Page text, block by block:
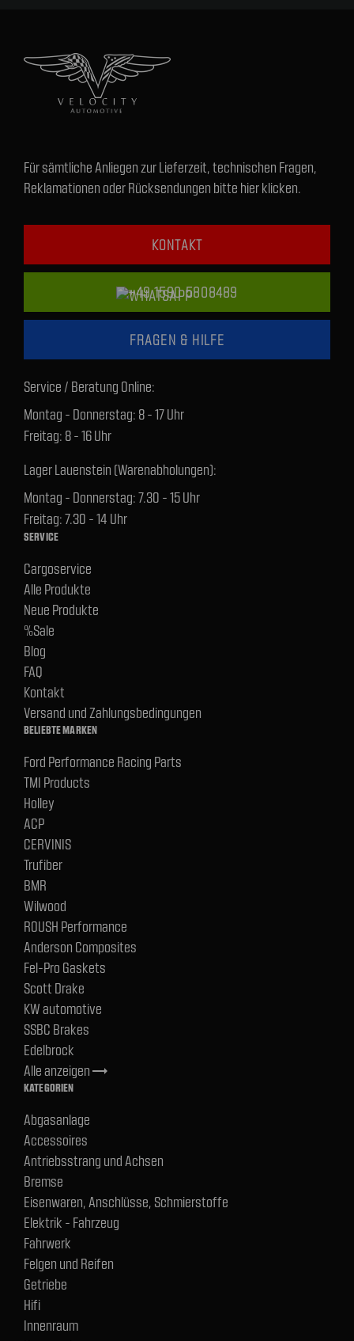
Für sämtliche Anliegen zur Lieferzeit, technischen Fragen,
Reklamationen oder Rücksendungen bitte hier klicken.
KONTAKT
+49 1590 5808489
FRAGEN & HILFE
Service / Beratung Online:
Montag - Donnerstag: 8 - 17 Uhr
Freitag: 8 - 16 Uhr
Lager Lauenstein (Warenabholungen):
Montag - Donnerstag: 7.30 - 15 Uhr
Freitag: 7.30 - 14 Uhr
SERVICE
Cargoservice
Alle Produkte
Neue Produkte
%Sale
Blog
FAQ
Kontakt
Versand und Zahlungsbedingungen
BELIEBTE MARKEN
Ford Performance Racing Parts
TMI Products
Holley
ACP
CERVINIS
Trufiber
BMR
Wilwood
ROUSH Performance
Anderson Composites
Fel-Pro Gaskets
Scott Drake
KW automotive
SSBC Brakes
Edelbrock
Alle anzeigentrending_flat
KATEGORIEN
Abgasanlage
Accessoires
Antriebsstrang und Achsen
Bremse
Eisenwaren, Anschlüsse, Schmierstoffe
Elektrik - Fahrzeug
Fahrwerk
Felgen und Reifen
Getriebe
Hifi
Innenraum